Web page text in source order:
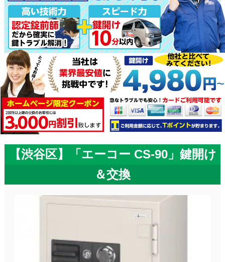
【渋谷区】「エーコー CS-90」鍵開け
＆交換